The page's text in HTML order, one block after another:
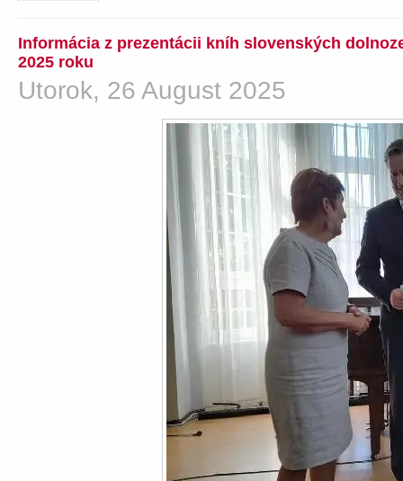
Informácia z prezentácii kníh slovenských
2025 roku
Utorok, 26 August 2025